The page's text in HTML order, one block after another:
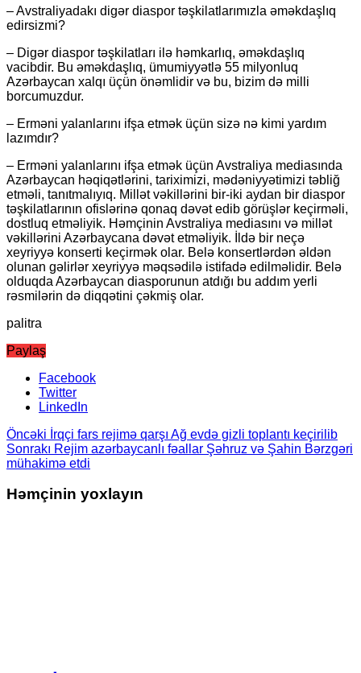
– Avstraliyadakı digər diaspor təşkilatlarımızla əməkdaşlıq
edirsizmi?
– Digər diaspor təşkilatları ilə həmkarlıq, əməkdaşlıq
vacibdir. Bu əməkdaşlıq, ümumiyyətlə 55 milyonluq
Azərbaycan xalqı üçün önəmlidir və bu, bizim də milli
borcumuzdur.
– Erməni yalanlarını ifşa etmək üçün sizə nə kimi yardım
lazımdır?
– Erməni yalanlarını ifşa etmək üçün Avstraliya mediasında
Azərbaycan həqiqətlərini, tariximizi, mədəniyyətimizi təbliğ
etməli, tanıtmalıyıq. Millət vəkillərini bir-iki aydan bir diaspor
təşkilatlarının ofislərinə qonaq dəvət edib görüşlər keçirməli,
dostluq etməliyik. Həmçinin Avstraliya mediasını və millət
vəkillərini Azərbaycana dəvət etməliyik. İldə bir neçə
xeyriyyə konserti keçirmək olar. Belə konsertlərdən əldən
olunan gəlirlər xeyriyyə məqsədilə istifadə edilməlidir. Belə
olduqda Azərbaycan diasporunun atdığı bu addım yerli
rəsmilərin də diqqətini çəkmiş olar.
palitra
Paylaş
Facebook
Twitter
LinkedIn
Öncəki İrqçi fars rejimə qarşı Ağ evdə gizli toplantı keçirilib
Sonrakı Rejim azərbaycanlı fəallar Şəhruz və Şahin Bərzgəri
mühakimə etdi
Həmçinin yoxlayın